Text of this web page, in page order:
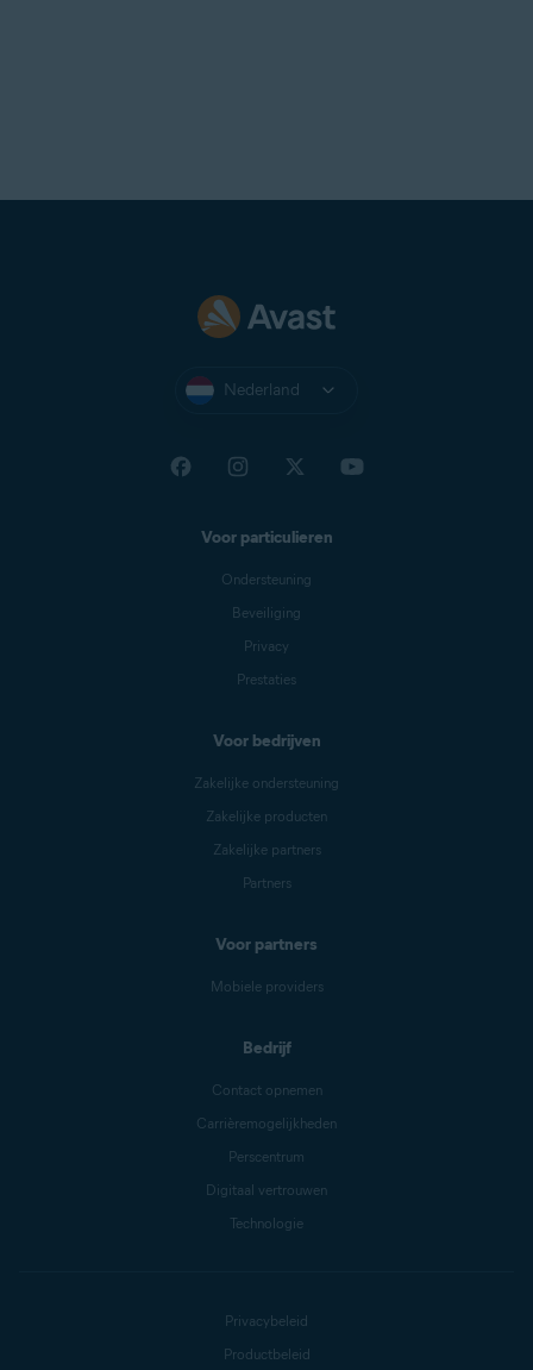
Nederland
Voor particulieren
Ondersteuning
Beveiliging
Privacy
Prestaties
Voor bedrijven
Zakelijke ondersteuning
Zakelijke producten
Zakelijke partners
Partners
Voor partners
Mobiele providers
Bedrijf
Contact opnemen
Carrièremogelijkheden
Perscentrum
Digitaal vertrouwen
Technologie
Privacybeleid
Productbeleid